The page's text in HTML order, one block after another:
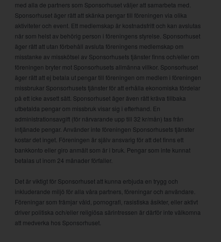
med alla de partners som Sponsorhuset väljer att samarbeta med.
Sponsorhuset äger rätt att skänka pengar till föreningen via olika
aktiviteter och event. Ett medlemskap är kostnadsfritt och kan avslutas
när som helst av behörig person i föreningens styrelse. Sponsorhuset
äger rätt att utan förbehåll avsluta föreningens medlemskap om
misstanke av misskötsel av Sponsorhusets tjänster finns och/eller om
föreningen bryter mot Sponsorhusets allmänna villkor. Sponsorhuset
äger rätt att ej betala ut pengar till föreningen om medlem i föreningen
missbrukar Sponsorhusets tjänster för att erhålla ekonomiska fördelar
på ett icke avsett sätt. Sponsorhuset äger även rätt kräva tillbaka
utbetalda pengar om missbruk visar sig i efterhand. En
administrationsavgift (för närvarande upp till 32 kr/mån) tas från
intjänade pengar. Använder inte föreningen Sponsorhusets tjänster
kostar det inget. Föreningen är själv ansvarig för att det finns ett
bankkonto eller giro anmält som är i bruk. Pengar som inte kunnat
betalas ut inom 24 månader förfaller.
Det är viktigt för Sponsorhuset att kunna erbjuda en trygg och
inkluderande miljö för alla våra partners, föreningar och användare.
Föreningar som främjar våld, pornografi, rasistiska åsikter, eller aktivt
driver politiska och/eller religiösa särintressen är därför inte välkomna
att medverka hos Sponsorhuset.